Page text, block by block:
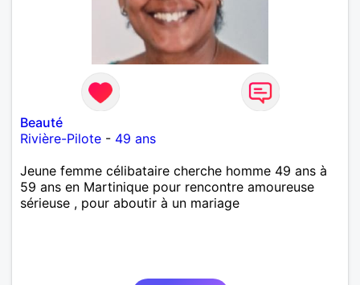
Beauté
Rivière-Pilote - 49 ans
Jeune femme célibataire cherche homme 49 ans à
59 ans en Martinique pour rencontre amoureuse
sérieuse , pour aboutir à un mariage